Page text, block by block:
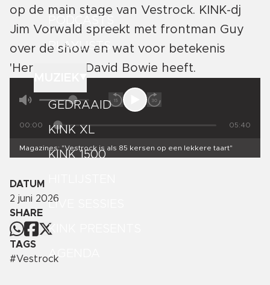
PLAYLISTS
GEDRAAID
KINK XL
KINK 1500
LIVE SESSIES
KINK PRESENTS
AGENDA
op de main stage van Vestrock. KINK-dj
Jim Vorwald spreekt met frontman Guy
over de show en wat voor betekenis
'Heroes' van David Bowie heeft.
00:00 05:40
Magazines: "Vestrock is als 85 kersen op een lekkere taart"
DATUM
2 juni 2026
SHARE
TAGS
#Vestrock